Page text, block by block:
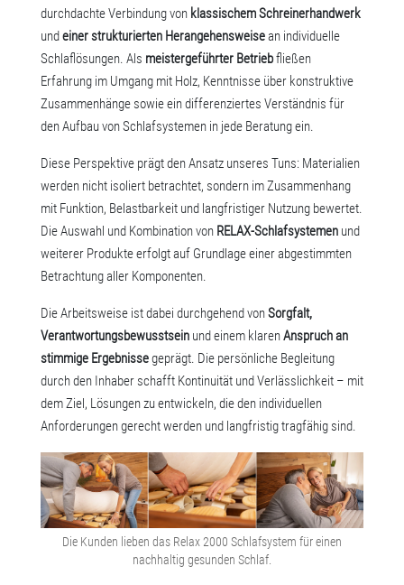
durchdachte Verbindung von klassischem Schreinerhandwerk
undeiner strukturierten Herangehensweisean individuelle
Schlaflösungen. Als meistergeführter Betriebfließen
Erfahrung im Umgang mit Holz, Kenntnisse über konstruktive
Zusammenhänge sowie ein differenziertes Verständnis für
den Aufbau von Schlafsystemen in jede Beratung ein.
Diese Perspektive prägt den Ansatz unseres Tuns: Materialien
werden nicht isoliert betrachtet, sondern im Zusammenhang
mit Funktion, Belastbarkeit und langfristiger Nutzung bewertet.
Die Auswahl und Kombination vonRELAX-Schlafsystemenund
weiterer Produkte erfolgt auf Grundlage einer abgestimmten
Betrachtung aller Komponenten.
Die Arbeitsweise ist dabei durchgehend vonSorgfalt,
Verantwortungsbewusstseinund einem klarenAnspruch an
stimmige Ergebnissegeprägt. Die persönliche Begleitung
durch den Inhaber schafft Kontinuität und Verlässlichkeit – mit
dem Ziel, Lösungen zu entwickeln, die den individuellen
Anforderungen gerecht werden und langfristig tragfähig sind.
Die Kunden lieben das Relax 2000 Schlafsystem für einen
nachhaltig gesunden Schlaf.